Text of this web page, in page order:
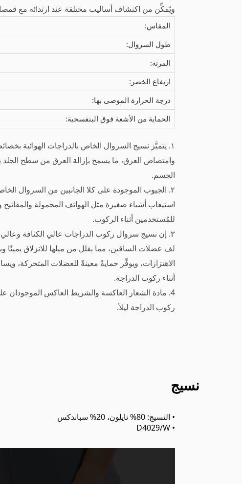
ويُمكِّن من اكتشاف أساليب مختلفة عند ارتدائه مع
المقاس:
طول السروال:
المرنة:
ارتفاع الخصر:
درجة الحرارة الموصى بها:
الحماية من الأشعة فوق البنفسجية:
١. يتميَّز نسيج السروال الخاص بالدراجات الهوائية
وامتصاص العرق، ما يسمح بإزالة العرق من سطح
الجسم.
٢. الجيوب الموجودة على كلا الجانبين من السروال
استيعاب أشياء صغيرة مثل الهواتف المحمولة والمفاتيح
للمُستخدمين أثناء الركوب.
٣. إن نسيج سروال ركوب الدراجات عالي الكثافة وعالي
لف عضلات الساقين، مما يقلل من ميلها للانزلاق يمينًا
الاهتزازات، ويوفِّر حمايةً معينةً للعضلات المتحركة،
أثناء ركوب الدراجة.
4. مادة الشعار العاكسة والشريط العاكس الموجودان
ركوب الدراجة ليلاً.
نسيج
• النسيج: 80% نايلون، 20% سباندكس
• D4029/W